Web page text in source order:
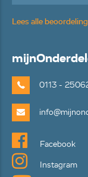
Lees alle
mijn
0113 -
Facebook
Instagram